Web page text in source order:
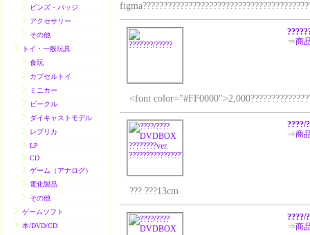
ビンズ・バッジ
アクセサリー
その他
トイ・一般玩具
食玩
カプセルトイ
ミニカー
ビークル
ダイキャストモデル
レプリカ
LP
CD
ゲーム（アナログ）
電化製品
その他
ゲームソフト
本/DVD/CD
⇒商
<font
????/
⇒商
??? ???13cm
????/
⇒商